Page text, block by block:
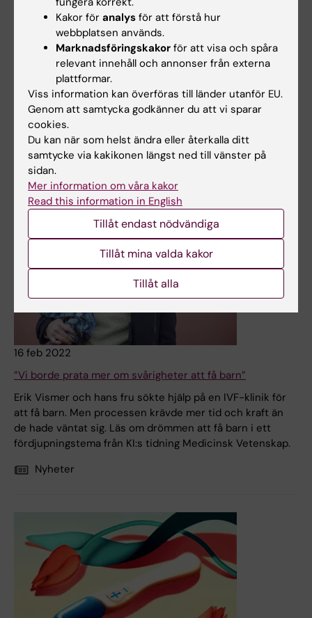
Regelbundna erektioner kan vara viktiga för att bibehålla
potensen, visar en studie på möss publicerad i Science
av forskare vid Karolinska Institutet.
– Vi upptäckte att en ökad frekvens av erektioner leder
till fler bindvävsceller som möjliggör erektion och
tvärtom, att en minskad frekvens ger färre celler, säger
Christian Göritz, forskningsledare för studien.
Nyheter
16 feb 2022
”Vi borde prata mer om svårigheter att få barn”
Erik Vismer och hans fru sökte hjälp på en IVF-klinik för
att få barn. Men processen krävde mer tid och kraft än
de hade väntat sig. Läs om drömmen att få barn i ett
fördjupningstema från KI:s tidning Medicinsk Vetenskap.
Nyheter
Kakor för analys för att förstå hur
webbplatsen används.
Marknadsföringskakor för att visa och spåra
relevant innehåll och annonser från externa
plattformar.
Viss information kan överföras till länder utanför EU.
Genom att samtycka godkänner du att vi sparar
cookies.
Du kan när som helst ändra eller återkalla ditt
samtycke via kakikonen längst ned till vänster på
sidan.
Mer information om våra kakor
Read this information in English
Tillåt endast nödvändiga
Tillåt mina valda kakor
Tillåt alla